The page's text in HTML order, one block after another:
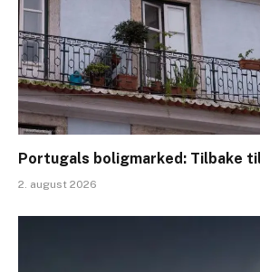
Portugals boligmarked: Tilbake
2. august 2026